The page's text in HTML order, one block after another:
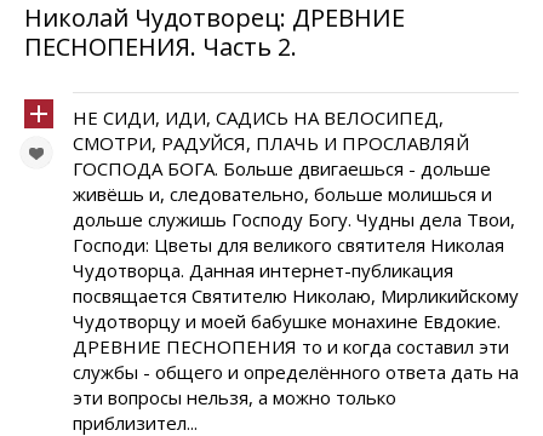
Николай Чудотворец: ДРЕВНИЕ
ПЕСНОПЕНИЯ. Часть 2.
НЕ СИДИ, ИДИ, САДИСЬ НА ВЕЛОСИПЕД,
СМОТРИ, РАДУЙСЯ, ПЛАЧЬ И ПРОСЛАВЛЯЙ
ГОСПОДА БОГА. Больше двигаешься - дольше
живёшь и, следовательно, больше молишься и
дольше служишь Господу Богу. Чудны дела Твои,
Господи: Цветы для великого святителя Николая
Чудотворца. Данная интернет-публикация
посвящается Святителю Николаю, Мирликийскому
Чудотворцу и моей бабушке монахине Евдокие.
ДРЕВНИЕ ПЕСНОПЕНИЯ то и когда составил эти
службы - общего и определённого ответа дать на
эти вопросы нельзя, а можно только
приблизител...